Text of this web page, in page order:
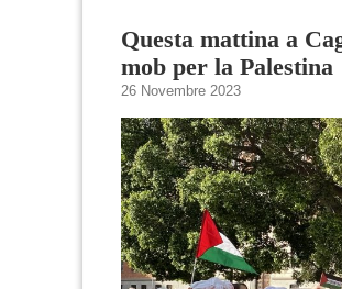
Questa mattina a
mob per la Palestina
26 Novembre 2023